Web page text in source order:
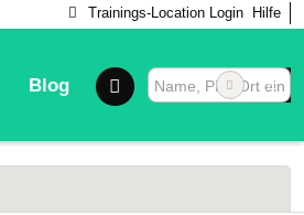
Trainings-Location Login Hilfe
Blog